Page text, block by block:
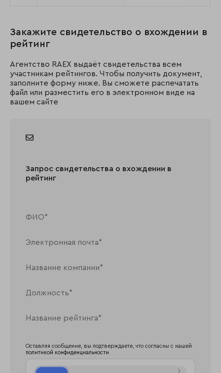
Закажите свидетельство о вхождении в
рейтинг
Агентство RAEX выдаёт свидетельства всем
участникам рейтингов. Чтобы получить документ,
заполните форму ниже. Вы сможете распечатать
файл или разместить его в электронном виде на
вашем сайте
Запрос свидетельства о вхождении в
рейтинг
Оставляя сообщение, вы подтверждаете, что согласны с нашей
политикой конфиденциальности